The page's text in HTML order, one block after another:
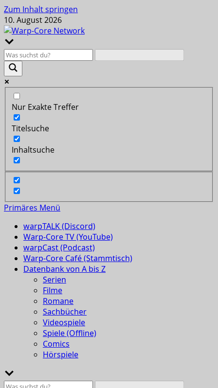
Zum Inhalt springen
10. August 2026
Nur Exakte Treffer
Titelsuche
Inhaltsuche
Primäres Menü
warpTALK (Discord)
Warp-Core TV (YouTube)
warpCast (Podcast)
Warp-Core Café (Stammtisch)
Datenbank von A bis Z
Serien
Filme
Romane
Sachbücher
Videospiele
Spiele (Offline)
Comics
Hörspiele